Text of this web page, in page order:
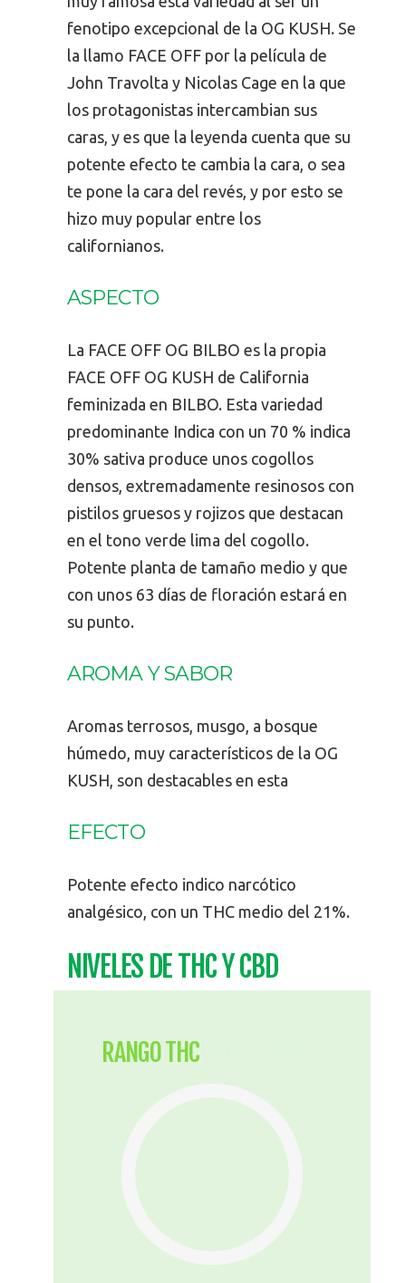
fenotipo excepcional de la OG KUSH. Se
la llamo FACE OFF por la película de
John Travolta y Nicolas Cage en la que
los protagonistas intercambian sus
caras, y es que la leyenda cuenta que su
potente efecto te cambia la cara, o sea
te pone la cara del revés, y por esto se
hizo muy popular entre los
californianos.
ASPECTO
La FACE OFF OG BILBO es la propia
FACE OFF OG KUSH de California
feminizada en BILBO. Esta variedad
predominante Indica con un 70 % indica
30% sativa produce unos cogollos
densos, extremadamente resinosos con
pistilos gruesos y rojizos que destacan
en el tono verde lima del cogollo.
Potente planta de tamaño medio y que
con unos 63 días de floración estará en
su punto.
AROMA Y SABOR
Aromas terrosos, musgo, a bosque
húmedo, muy característicos de la OG
KUSH, son destacables en esta
EFECTO
Potente efecto indico narcótico
analgésico, con un THC medio del 21%.
NIVELES DE THC Y CBD
RANGO THC